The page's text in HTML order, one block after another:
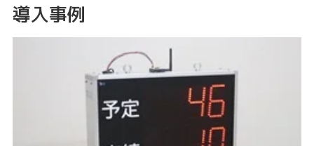
導入事例